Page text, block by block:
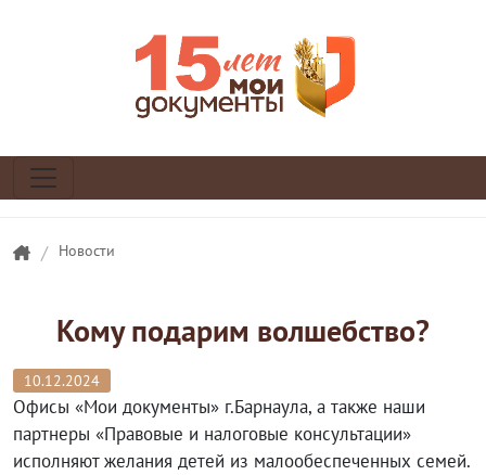
/ Новости
Кому подарим волшебство?
10.12.2024
Офисы «Мои документы» г.Барнаула, а также наши
партнеры «Правовые и налоговые консультации»
исполняют желания детей из малообеспеченных семей.